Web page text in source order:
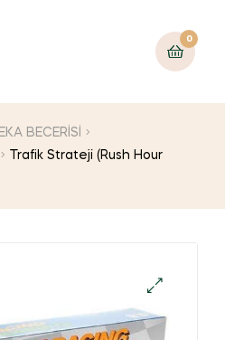
0
BECERİSİ
Trafik Strateji (Rush Hour